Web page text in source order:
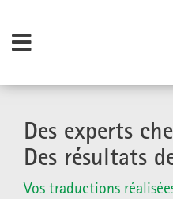
Des experts
Des résultats
Vos traductions